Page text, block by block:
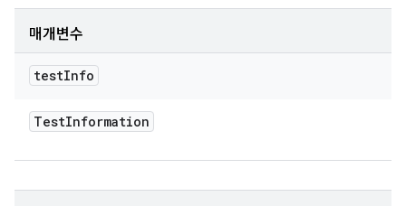
매개변수
testInfo
TestInformation